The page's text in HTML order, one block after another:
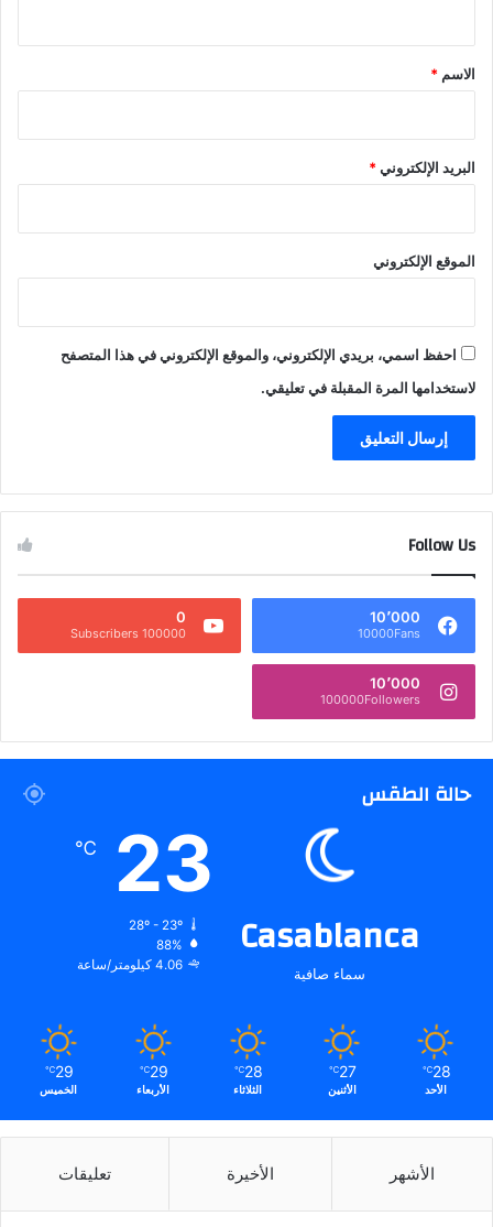
*
الاسم *
البريد الإلكتروني*
الموقع الإلكتروني
احفظ اسمي، بريدي الإلكتروني، والموقع الإلكتروني في هذا المتصفح
لاستخدامها المرة المقبلة في تعليقي.
Follow Us
10٬000
10000Fans
0
100000 Subscribers
10٬000
100000Followers
حالة الطقس
Casablanca
سماء صافية
23
℃
28º - 23º
88%
4.06 كيلومتر/ساعة
28
℃
الأحد
27
℃
الأثنين
28
℃
الثلاثاء
29
℃
الأربعاء
29
℃
الخميس
الأشهر الأخيرة تعليقات